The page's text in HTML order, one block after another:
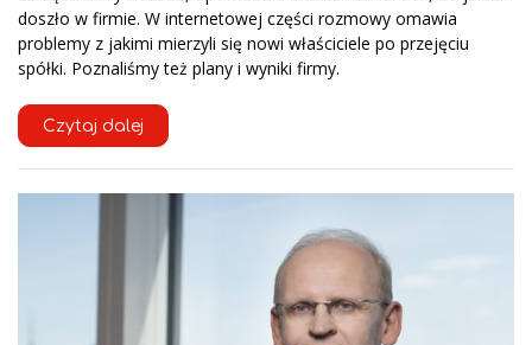
doszło w firmie. W internetowej części rozmowy omawia
problemy z jakimi mierzyli się nowi właściciele po przejęciu
spółki. Poznaliśmy też plany i wyniki firmy.
Czytaj dalej